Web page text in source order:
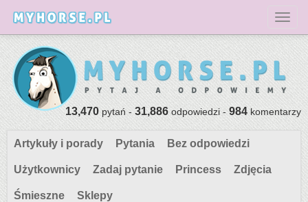
13,470pytań -31,886odpowiedzi -984komentarzy
Artykuły i porady Pytania Bez odpowiedzi
Użytkownicy Zadaj pytanie Princess Zdjęcia
Śmieszne Sklepy